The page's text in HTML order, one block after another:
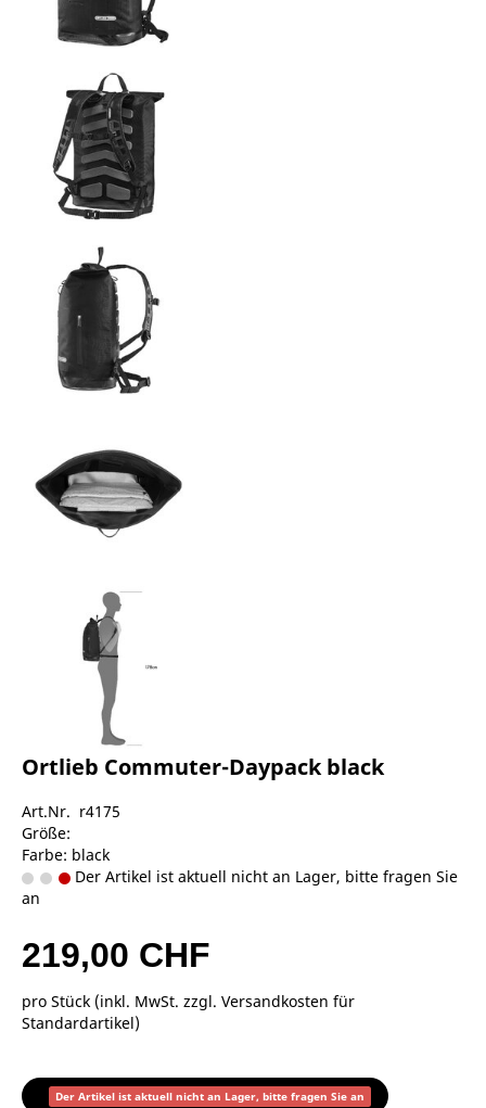
Ortlieb Commuter-Daypack black
Art.Nr. r4175
Größe:
Farbe: black
Der Artikel ist aktuell nicht an Lager, bitte fragen Sie
an
219,00 CHF
pro Stück (inkl. MwSt. zzgl. Versandkosten für
Standardartikel)
Der Artikel ist aktuell nicht an Lager, bitte fragen Sie an